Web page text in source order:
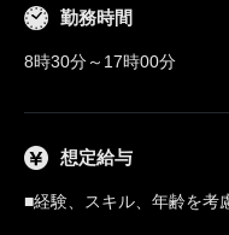
勤務時間
8時30分～17時00分
想定給与
■経験、スキル、年齢を考